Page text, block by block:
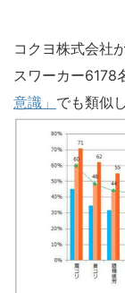
コクヨ株式会社
スワーカー6178
意識」 でも類似